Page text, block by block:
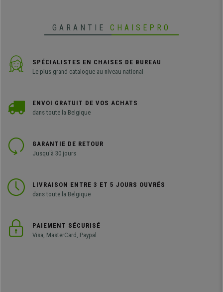
GARANTIE CHAISEPRO
SPÉCIALISTES EN CHAISES DE BUREAU
Le plus grand catalogue au niveau national
ENVOI GRATUIT DE VOS ACHATS
dans toute la Belgique
GARANTIE DE RETOUR
Jusqu'à 30 jours
LIVRAISON ENTRE 3 ET 5 JOURS OUVRÉS
dans toute la Belgique
PAIEMENT SÉCURISÉ
Visa, MasterCard, Paypal